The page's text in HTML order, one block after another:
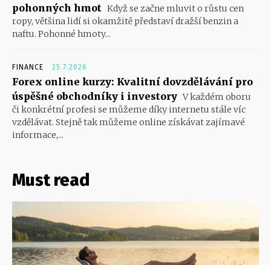
pohonných hmot Když se začne mluvit o růstu cen
ropy, většina lidí si okamžitě představí dražší benzin a
naftu. Pohonné hmoty...
FINANCE 25.7.2026
Forex online kurzy: Kvalitní dovzdělávání pro
úspěšné obchodníky i investory V každém oboru
či konkrétní profesi se můžeme díky internetu stále víc
vzdělávat. Stejně tak můžeme online získávat zajímavé
informace,...
Must read